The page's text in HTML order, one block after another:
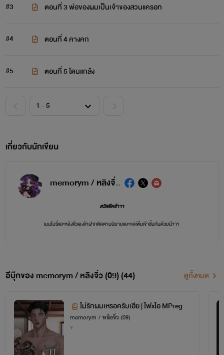
#3 ตอนที่ 3 พ่อของผมเป็นเจ้าของสวนแครอท
#4 ตอนที่ 4 คางคก
#5 ตอนที่ 5 โดนแกล้ง
เกี่ยวกับนักเขียน
memorym / หลิงจิ่ว (09)
สวัสดีคร้าาา
เมมโมรี่และหลิงจิ่วเองจ้าฝากติดตามนิยายและกดเพิ่มเข้าชั้นกันด้วยน๊าาา
ฟินกับคลิปและภาพประกอบเพิ่มเติมได้ทาง
ติดตามงานได้ทุกช่องทางค่ะ
ไปที่ตั้งค่าและกดแสดงปก AI นะคะ เนื่องจากภาพปกบางภาพของไรท์ใช้ปก AI และปกวาด
อีบุ๊กของ memorym / หลิงจิ่ว (09) (44) ดูทั้งหมด
ไม่รักผมเหรอครับเฮีย | ไฟxไอ MPreg
memorym / หลิงจิ่ว (09)
Y